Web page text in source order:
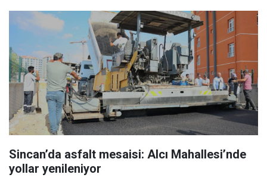
Sincan’da asfalt mesaisi: Alcı Mahallesi’nde
yollar yenileniyor